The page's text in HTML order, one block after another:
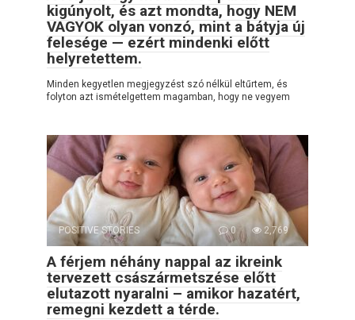
kigúnyolt, és azt mondta, hogy NEM
VAGYOK olyan vonzó, mint a bátyja új
felesége — ezért mindenki előtt
helyretettem.
Minden kegyetlen megjegyzést szó nélkül eltűrtem, és
folyton azt ismételgettem magamban, hogy ne vegyem
POSITIVE STORIES 0 2,769
A férjem néhány nappal az ikreink
tervezett császármetszése előtt
elutazott nyaralni – amikor hazatért,
remegni kezdett a térde.